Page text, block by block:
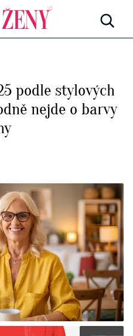
- 599 KČ
PŘEDPLATNÉ SVĚT ŽENY +
PRODUKTŮ MANA (10 ks)
podle stylových
nejde o barvy